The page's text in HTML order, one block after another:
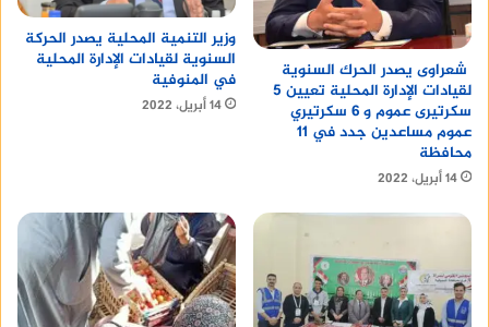
شعراوى يصدر الحرك السنوية
لقيادات الإدارة المحلية تعيين 5
سكرتيرى عموم و 6 سكرتيري
عموم مساعدين جدد في 11
محافظة
14 أبريل، 2022
وزير التنمية المحلية يصدر الحركة
السنوية لقيادات الإدارة المحلية
في المنوفية
14 أبريل، 2022